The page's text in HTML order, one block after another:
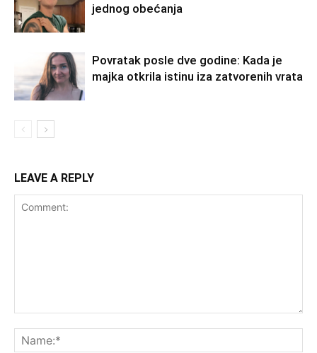
jednog obećanja
Povratak posle dve godine: Kada je
majka otkrila istinu iza zatvorenih vrata
LEAVE A REPLY